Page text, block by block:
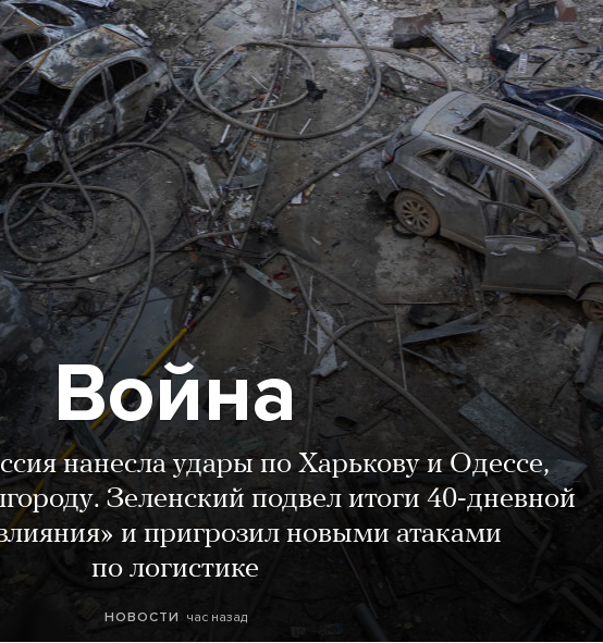
Война
нанесла удары по Харькову и Одессе,
Зеленский подвел итоги 40-дневной
и пригрозил новыми атаками
по логистике
НОВОСТИ час назад